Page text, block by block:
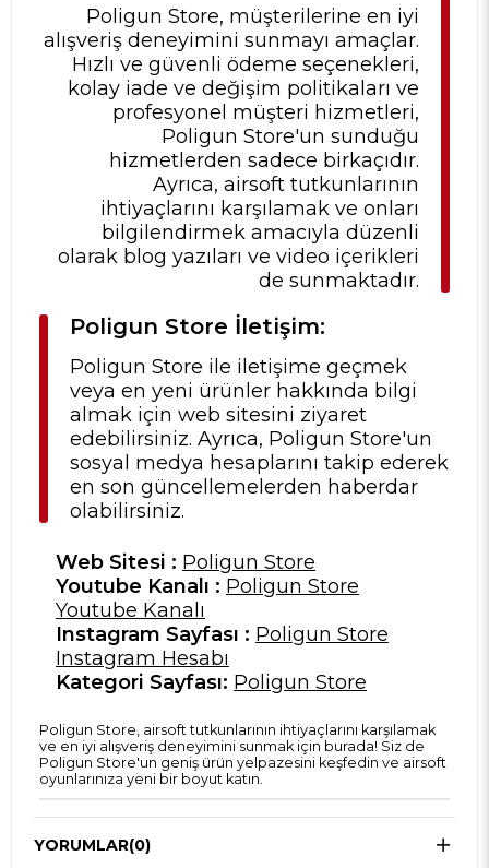
Poligun Store, müşterilerine en iyi
alışveriş deneyimini sunmayı amaçlar.
Hızlı ve güvenli ödeme seçenekleri,
kolay iade ve değişim politikaları ve
profesyonel müşteri hizmetleri,
Poligun Store'un sunduğu
hizmetlerden sadece birkaçıdır.
Ayrıca, airsoft tutkunlarının
ihtiyaçlarını karşılamak ve onları
bilgilendirmek amacıyla düzenli
olarak blog yazıları ve video içerikleri
de sunmaktadır.
Poligun Store İletişim:
Poligun Store ile iletişime geçmek
veya en yeni ürünler hakkında bilgi
almak için web sitesini ziyaret
edebilirsiniz. Ayrıca, Poligun Store'un
sosyal medya hesaplarını takip ederek
en son güncellemelerden haberdar
olabilirsiniz.
Web Sitesi : Poligun Store
Youtube Kanalı : Poligun Store
Youtube Kanalı
Instagram Sayfası : Poligun Store
Instagram Hesabı
Kategori Sayfası: Poligun Store
Poligun Store, airsoft tutkunlarının ihtiyaçlarını karşılamak
ve en iyi alışveriş deneyimini sunmak için burada! Siz de
Poligun Store'un geniş ürün yelpazesini keşfedin ve airsoft
oyunlarınıza yeni bir boyut katın.
YORUMLAR(0)